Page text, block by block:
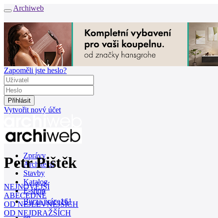
Archiweb
Zapoměli jste heslo?
Vytvořit nový účet
Zprávy
Architekti
Stavby
Katalog
E-shop
Burza práce161
Petr Pištěk
NEJNOVĚJŠÍ
ABECEDNĚ
OD NEJLEVNĚJŠÍCH
OD NEJDRAŽŠÍCH